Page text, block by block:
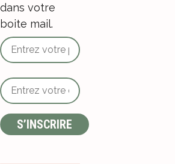
dans votre
boite mail.